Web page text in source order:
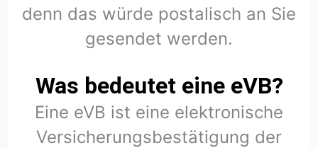
denn das würde postalisch an Sie
gesendet werden.
Was bedeutet eine eVB?
Eine eVB ist eine elektronische
Versicherungsbestätigung der